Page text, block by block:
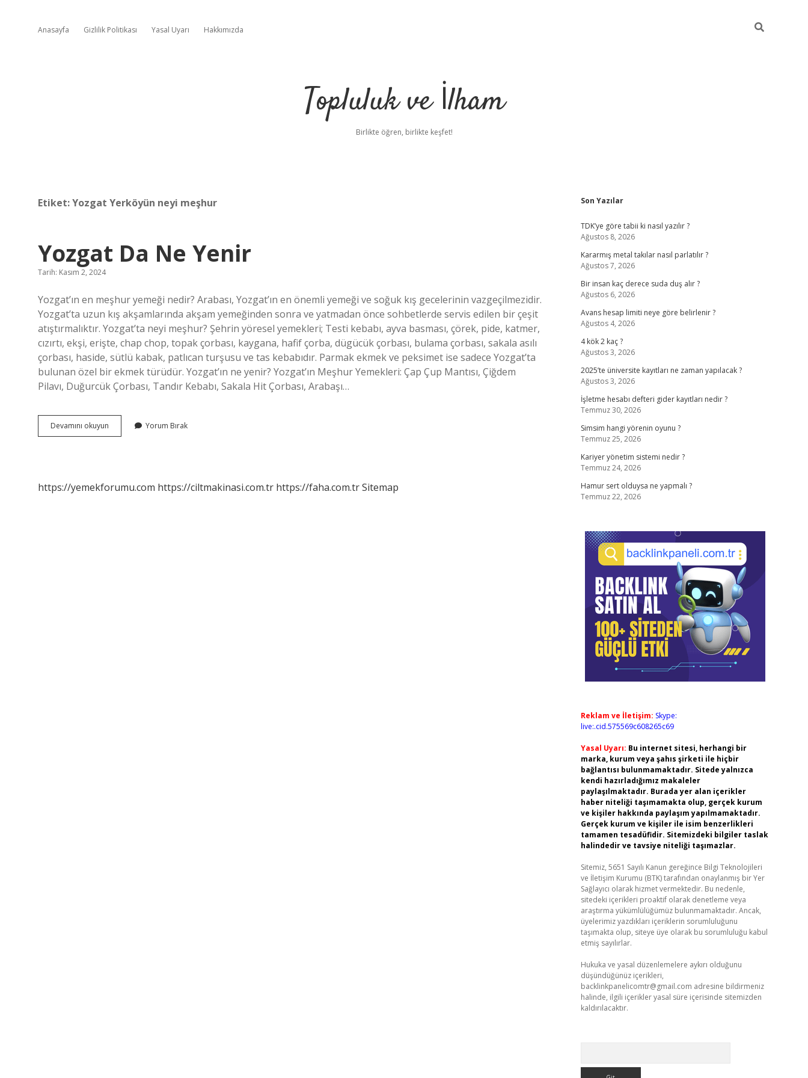
Anasayfa Gizlilik Politikası Yasal Uyarı Hakkımızda
Topluluk ve İlham
Birlikte öğren, birlikte keşfet!
Etiket:Yozgat Yerköyün neyi meşhur
Yozgat Da Ne Yenir
Tarih: Kasım 2, 2024
Yozgat’ın en meşhur yemeği nedir? Arabası, Yozgat’ın en önemli yemeği ve soğuk kış gecelerinin vazgeçilmezidir.
Yozgat’ta uzun kış akşamlarında akşam yemeğinden sonra ve yatmadan önce sohbetlerde servis edilen bir çeşit
atıştırmalıktır. Yozgat’ta neyi meşhur? Şehrin yöresel yemekleri; Testi kebabı, ayva basması, çörek, pide, katmer,
cızırtı, ekşi, erişte, chap chop, topak çorbası, kaygana, hafif çorba, dügücük çorbası, bulama çorbası, sakala asılı
çorbası, haside, sütlü kabak, patlıcan turşusu ve tas kebabıdır. Parmak ekmek ve peksimet ise sadece Yozgat’ta
bulunan özel bir ekmek türüdür. Yozgat’ın ne yenir? Yozgat’ın Meşhur Yemekleri: Çap Çup Mantısı, Çiğdem
Pilavı, Duğurcük Çorbası, Tandır Kebabı, Sakala Hit Çorbası, Arabaşı…
Devamını okuyun
Da
Yorum Bırak
https://yemekforumu.com https://ciltmakinasi.com.tr https://faha.com.trSitemap
Sidebar
Son Yazılar
TDK’ye göre tabii ki nasıl yazılır ?
Ağustos 8, 2026
Kararmış metal takılar nasıl parlatılır ?
Ağustos 7, 2026
Bir insan kaç derece suda duş alır ?
Ağustos 6, 2026
Avans hesap limiti neye göre belirlenir ?
Ağustos 4, 2026
4 kök 2 kaç ?
Ağustos 3, 2026
2025’te üniversite kayıtları ne zaman yapılacak ?
Ağustos 3, 2026
İşletme hesabı defteri gider kayıtları nedir ?
Temmuz 30, 2026
Simsim hangi yörenin oyunu ?
Temmuz 25, 2026
Kariyer yönetim sistemi nedir ?
Temmuz 24, 2026
Hamur sert olduysa ne yapmalı ?
Temmuz 22, 2026
Reklam ve İletişim: Skype:
live:.cid.575569c608265c69
Yasal Uyarı: Bu internet sitesi, herhangi bir
marka, kurum veya şahıs şirketi ile hiçbir
bağlantısı bulunmamaktadır. Sitede yalnızca
kendi hazırladığımız makaleler
paylaşılmaktadır. Burada yer alan içerikler
haber niteliği taşımamakta olup, gerçek kurum
ve kişiler hakkında paylaşım yapılmamaktadır.
Gerçek kurum ve kişiler ile isim benzerlikleri
tamamen tesadüfidir. Sitemizdeki bilgiler taslak
halindedir ve tavsiye niteliği taşımazlar.
Sitemiz, 5651 Sayılı Kanun gereğince Bilgi Teknolojileri
ve İletişim Kurumu (BTK) tarafından onaylanmış bir Yer
Sağlayıcı olarak hizmet vermektedir. Bu nedenle,
sitedeki içerikleri proaktif olarak denetleme veya
araştırma yükümlülüğümüz bulunmamaktadır. Ancak,
üyelerimiz yazdıkları içeriklerin sorumluluğunu
taşımakta olup, siteye üye olarak bu sorumluluğu kabul
etmiş sayılırlar.
Hukuka ve yasal düzenlemelere aykırı olduğunu
düşündüğünüz içerikleri,
backlinkpanelicomtr@gmail.com adresine bildirmeniz
halinde, ilgili içerikler yasal süre içerisinde sitemizden
kaldırılacaktır.